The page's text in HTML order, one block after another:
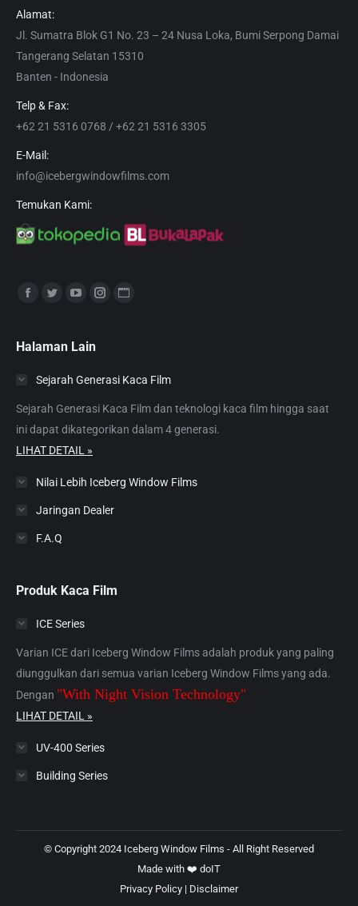
Alamat:
Jl. Sumatra Blok G1 No. 23 – 24 Nusa Loka, Bumi Serpong Damai
Tangerang Selatan 15310
Banten - Indonesia
Telp & Fax:
+62 21 5316 0768 / +62 21 5316 3305
E-Mail:
info@icebergwindowfilms.com
Temukan Kami:
Find us on:
opens
new
window
opens
new
window
opens
new
window
new
window
new
window
Halaman Lain
Sejarah Generasi Kaca Film
Sejarah Generasi Kaca Film dan teknologi kaca film hingga saat
ini dapat dikategorikan dalam 4 generasi.
LIHAT DETAIL »
Nilai Lebih Iceberg Window Films
Jaringan Dealer
F.A.Q
Produk Kaca Film
ICE Series
Varian ICE dari Iceberg Window Films adalah produk yang paling
diunggulkan dari semua varian Iceberg Window Films yang ada.
Dengan "With Night Vision Technology"
LIHAT DETAIL »
UV-400 Series
Building Series
© Copyright 2024 Iceberg Window Films - All Right Reserved
Made with ❤️ doIT
Privacy Policy | Disclaimer